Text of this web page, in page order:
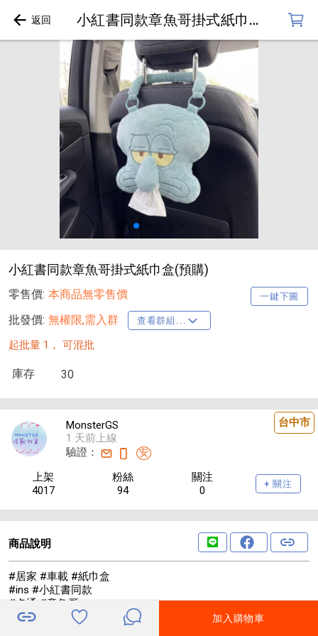
小紅書同款章魚哥掛式紙巾盒(預購)
小紅書同款章魚哥掛式紙巾盒(預購)
零售價: 一鍵下圖
本商品無零售價
批發價: 無權限,需入群 查看群組...
起批量 1， 可混批
庫存 30
台中市
MonsterGS
1 天前上線
驗證：
安
上架
4017
粉絲
94
關注
0
+ 關注
商品說明
#居家 #車載 #紙巾盒
#ins #小紅書同款
#卡通 #章魚哥
加入購物車